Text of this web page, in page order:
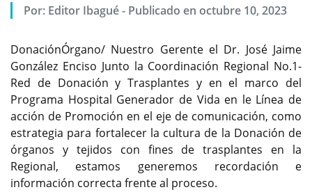
Por: Editor Ibagué - Publicado en octubre 10, 2023
DonaciónÓrgano/ Nuestro Gerente el Dr. José Jaime
González Enciso Junto la Coordinación Regional No.1-
Red de Donación y Trasplantes y en el marco del
Programa Hospital Generador de Vida en le Línea de
acción de Promoción en el eje de comunicación, como
estrategia para fortalecer la cultura de la Donación de
órganos y tejidos con fines de trasplantes en la
Regional, estamos generemos recordación e
información correcta frente al proceso.